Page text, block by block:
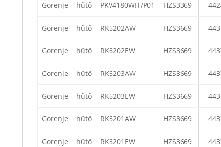
Gorenje hűtő PKV4180WIT/P01 HZS3369
Gorenje hűtő RK6202AW HZS3669
Gorenje hűtő RK6202EW HZS3669
Gorenje hűtő RK6203AW HZS3669
Gorenje hűtő RK6203EW HZS3669
Gorenje hűtő RK6201AW HZS3669
Gorenje hűtő RK6201EW HZS3669